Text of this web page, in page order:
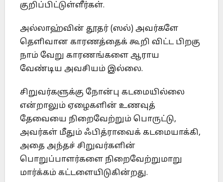
குறிப்பிட்டுள்ளீர்கள்.
அல்லாஹ்வின் தூதர் (ஸல்) அவர்களே
தெளிவான காரணத்தைக் கூறி விட்ட பிறகு
நாம் வேறு காரணங்களை ஆராய
வேண்டிய அவசியம் இல்லை.
சிறுவர்களுக்கு நோன்பு கடமையில்லை
என்றாலும் ஏழைகளின் உணவுத்
தேவையை நிறைவேற்றும் பொருட்டு,
அவர்கள் மீதும் ஃபித்ராவைக் கடமையாக்கி,
அதை அந்தச் சிறுவர்களின்
பொறுப்பாளர்களை நிறைவேற்றுமாறு
மார்க்கம் கட்டளையிடுகின்றது.